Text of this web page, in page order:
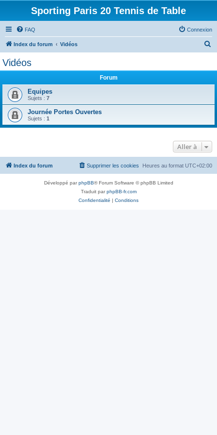
Sporting Paris 20 Tennis de Table
FAQ Connexion
Index du forum Vidéos
h
Vidéos
Forum
Equipes
Sujets : 7
Journée Portes Ouvertes
Sujets : 1
Aller à
Index du forum Heures au format UTC+02:00
Supprimer les cookies
Développé parphpBB® Forum Software © phpBB Limited
Traduit parphpBB-fr.com
Confidentialité | Conditions